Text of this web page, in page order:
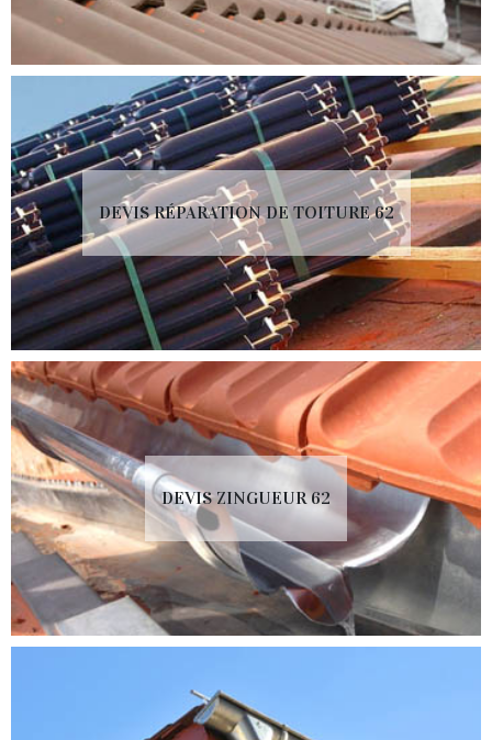
DEVIS RÉPARATION DE TOITURE 62
DEVIS ZINGUEUR 62